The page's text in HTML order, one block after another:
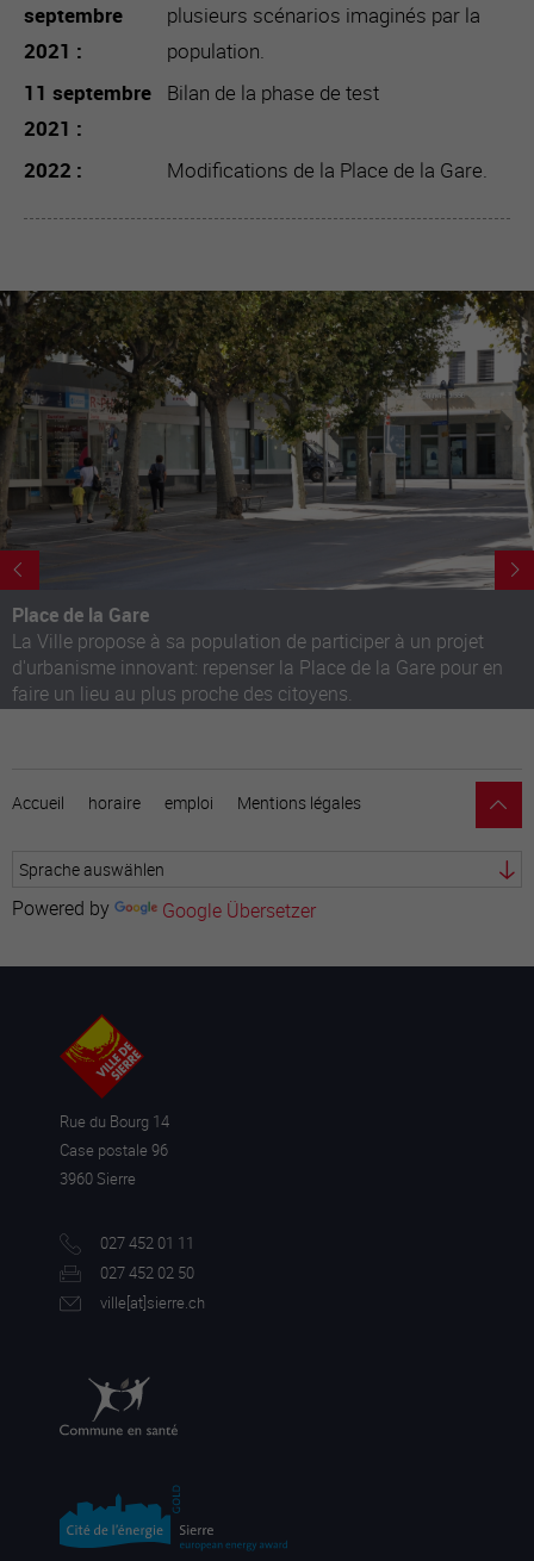
septembre
2021
plusieurs scénarios imaginés par la
population.
11 septembre
2021
Bilan de la phase de test
2022 Modifications de la Place de la Gare.
Place de la Gare
La Ville propose à sa population de participer à un projet
d'urbanisme innovant: repenser la Place de la Gare pour en
faire un lieu au plus proche des citoyens.
Accueil horaire emploi Mentions légales
Powered by Google Übersetzer
Rue du Bourg 14
Case postale 96
3960 Sierre
027 452 01 11
027 452 02 50
ville[at]sierre.ch